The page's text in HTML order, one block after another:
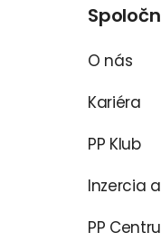
O nás
Kariéra
PP Klub
Inzercia
PP